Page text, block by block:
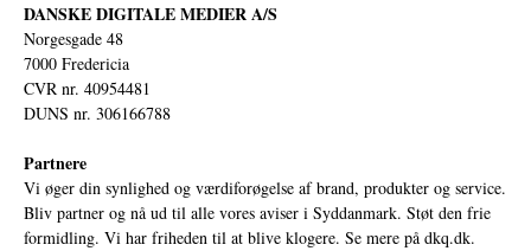
DANSKE DIGITALE MEDIER A/S
Norgesgade 48
7000 Fredericia
CVR nr. 40954481
DUNS nr. 306166788
Partnere
Vi øger din synlighed og værdiforøgelse af brand, produkter og service.
Bliv partner og nå ud til alle vores aviser i Syddanmark. Støt den frie
formidling. Vi har friheden til at blive klogere. Se mere på dkq.dk.